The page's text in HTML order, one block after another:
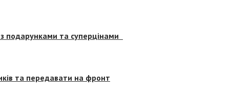
подарунками та суперцінами
та передавати на фронт